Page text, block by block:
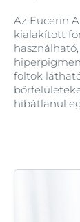
Az Eucerin
kialakított
foltok
hibátlanul